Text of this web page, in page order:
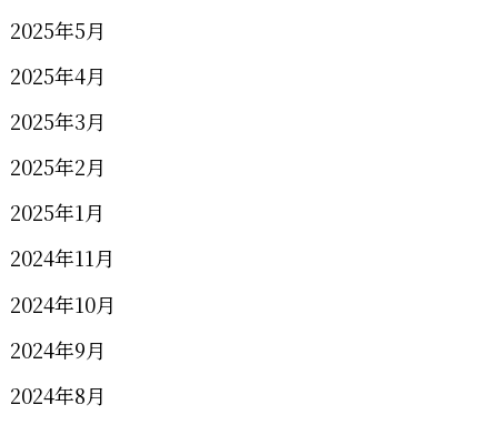
2025年5月
2025年4月
2025年3月
2025年2月
2025年1月
2024年11月
2024年10月
2024年9月
2024年8月